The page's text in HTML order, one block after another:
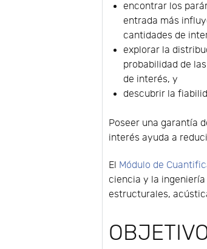
encontrar los
entrada más
cantidades de
explorar la
probabilidad de
de interés, y
descubrir la
Poseer una garantía
interés ayuda a
El Módulo de
ciencia y la
estructurales,